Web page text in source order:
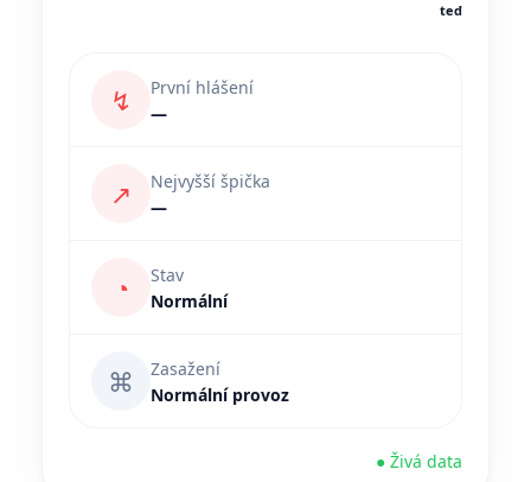
teď
↯
První hlášení
—
↗
Nejvyšší špička
—
◔
Stav
Normální
⌘
Zasažení
Normální provoz
● Živá data